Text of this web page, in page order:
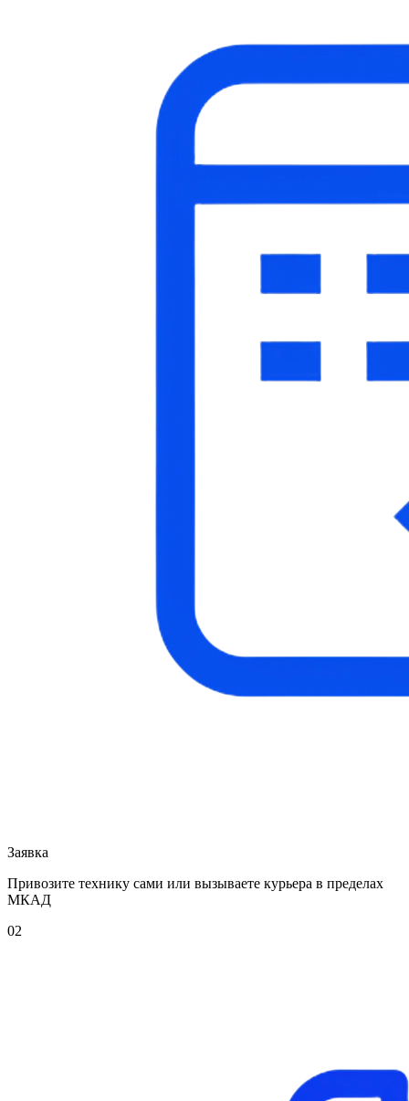
Заявка
Привозите технику сами или вызываете курьера в пределах
МКАД
02